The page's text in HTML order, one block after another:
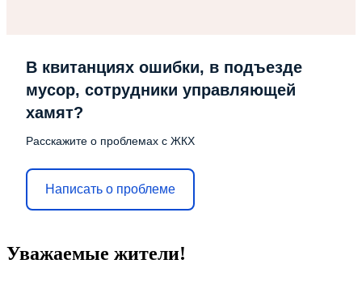
В квитанциях ошибки, в подъезде
мусор, сотрудники управляющей
хамят?
Расскажите о проблемах с ЖКХ
Написать о проблеме
Уважаемые жители!